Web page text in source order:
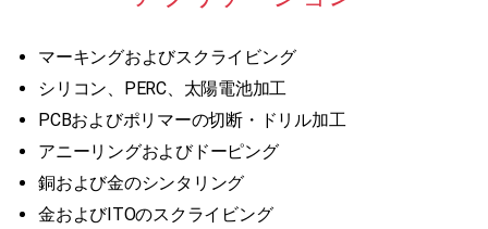
マーキングおよびスクライビング
シリコン、PERC、太陽電池加工
PCBおよびポリマーの切断・ドリル加工
アニーリングおよびドーピング
銅および金のシンタリング
金およびITOのスクライビング